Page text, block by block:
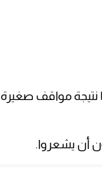
نتيجة مواقف صغيرة
أن يشعروا.